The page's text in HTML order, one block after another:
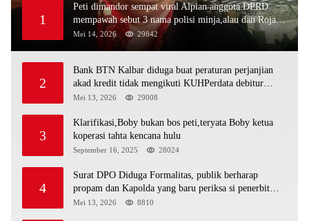
1
Peti dimandor sempat viral Alpian anggota DPRD
mempawah sebut 3 nama polisi minja,alau dan Rojali
sebagai bos peti,Bahkan ada alat berat excavator
Mei 14, 2026 29842
2
Bank BTN Kalbar diduga buat peraturan perjanjian
akad kredit tidak mengikuti KUHPerdata debitur
awam di bentur dengan aturan diduga tanpa dasar
Mei 13, 2026 29008
3
Klarifikasi,Boby bukan bos peti,teryata Boby ketua
koperasi tahta kencana hulu
September 16, 2025 28024
4
Surat DPO Diduga Formalitas, publik berharap
propam dan Kapolda yang baru periksa si penerbit
surat serta Aph diduga lepaskan DPO
Mei 13, 2026 8810